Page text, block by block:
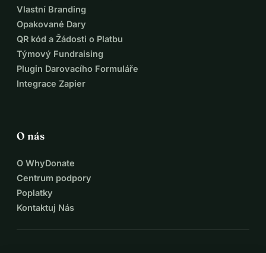
Vlastní Branding
Opakované Dary
QR kód a Žádosti o Platbu
Týmový Fundraising
Plugin Darovacího Formuláře
Integrace Zapier
O nás
O WhyDonate
Centrum podpory
Poplatky
Kontaktuj Nás